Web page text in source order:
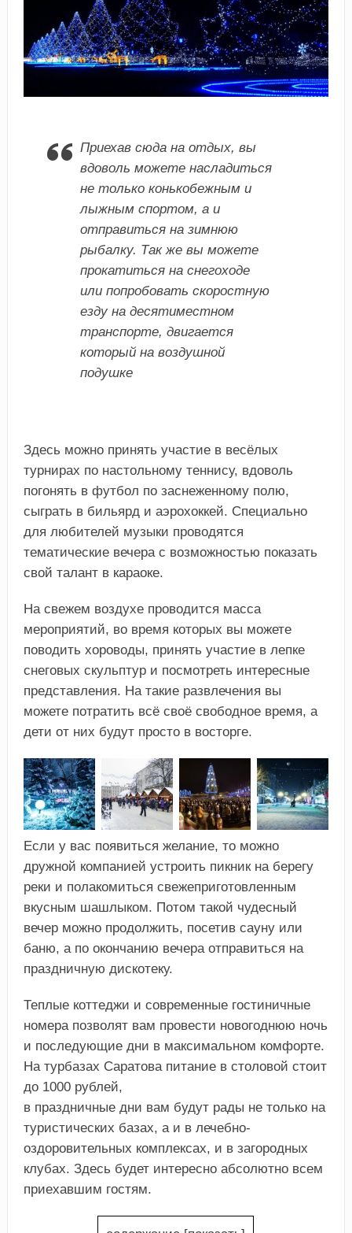
Приехав сюда на отдых, вы
вдоволь можете насладиться
не только конькобежным и
лыжным спортом, а и
отправиться на зимнюю
рыбалку. Так же вы можете
прокатиться на снегоходе
или попробовать скоростную
езду на десятиместном
транспорте, двигается
который на воздушной
подушке
Здесь можно принять участие в весёлых
турнирах по настольному теннису, вдоволь
погонять в футбол по заснеженному полю,
сыграть в бильярд и аэрохоккей. Специально
для любителей музыки проводятся
тематические вечера с возможностью показать
свой талант в караоке.
На свежем воздухе проводится масса
мероприятий, во время которых вы можете
поводить хороводы, принять участие в лепке
снеговых скульптур и посмотреть интересные
представления. На такие развлечения вы
можете потратить всё своё свободное время, а
дети от них будут просто в восторге.
Если у вас появиться желание, то можно
дружной компанией устроить пикник на берегу
реки и полакомиться свежеприготовленным
вкусным шашлыком. Потом такой чудесный
вечер можно продолжить, посетив сауну или
баню, а по окончанию вечера отправиться на
праздничную дискотеку.
Теплые коттеджи и современные гостиничные
номера позволят вам провести новогоднюю ночь
и последующие дни в максимальном комфорте.
На турбазах Саратова питание в столовой стоит
до 1000 рублей,
в праздничные дни вам будут рады не только на
туристических базах, а и в лечебно-
оздоровительных комплексах, и в загородных
клубах. Здесь будет интересно абсолютно всем
приехавшим гостям.